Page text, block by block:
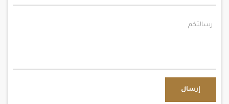
إرسال